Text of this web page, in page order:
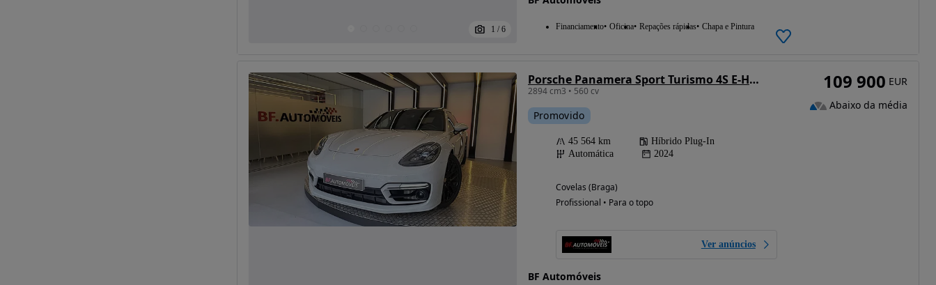
1 / 6 Financiamento Oficina Repações rápidas Chapa e Pintura
Porsche Panamera Sport Turismo 4S E-Hybrid
2894 cm3 • 560 cv
Promovido
45 564 km
Híbrido Plug-In
Automática
2024
Covelas (Braga)
Profissional • Para o topo
Ver anúncios
BF Automóveis
109 900 EUR
Abaixo da média